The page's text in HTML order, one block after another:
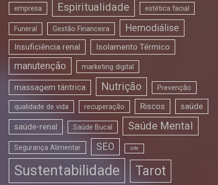
empresa Espiritualidade estética facial
Funeral Gestão Financeira Hemodiálise
Insuficiência renal Isolamento Térmico
manutenção marketing digital
massagem tântrica Nutrição Prevenção
qualidade de vida recuperação Riscos saúde
saúde-renal Saúde Bucal Saúde Mental
Segurança Alimentar SEO site
Sustentabilidade Tarot